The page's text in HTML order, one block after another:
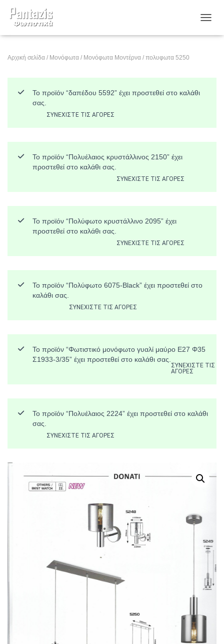
Αρχική σελίδα / Μονόφωτα / Μονόφωτα Μοντέρνα / πολυφωτα 5250
Το προϊόν “δαπέδου 5592” έχει προστεθεί στο καλάθι
σας.
ΣΥΝΕΧΊΣΤΕ ΤΙΣ ΑΓΟΡΈΣ
Το προϊόν “Πολυέλαιος κρυστάλλινος 2150” έχει
προστεθεί στο καλάθι σας.
ΣΥΝΕΧΊΣΤΕ ΤΙΣ ΑΓΟΡΈΣ
Το προϊόν “Πολύφωτο κρυστάλλινο 2095” έχει
προστεθεί στο καλάθι σας.
ΣΥΝΕΧΊΣΤΕ ΤΙΣ ΑΓΟΡΈΣ
Το προϊόν “Πολύφωτο 6075-Black” έχει προστεθεί στο
καλάθι σας.
ΣΥΝΕΧΊΣΤΕ ΤΙΣ ΑΓΟΡΈΣ
Το προϊόν “Φωτιστικό μονόφωτο γυαλί μαύρο Ε27 Φ35
Σ1933-3/35” έχει προστεθεί στο καλάθι σας.
ΣΥΝΕΧΊΣΤΕ ΤΙΣ
ΑΓΟΡΈΣ
Το προϊόν “Πολυέλαιος 2224” έχει προστεθεί στο καλάθι
σας.
ΣΥΝΕΧΊΣΤΕ ΤΙΣ ΑΓΟΡΈΣ